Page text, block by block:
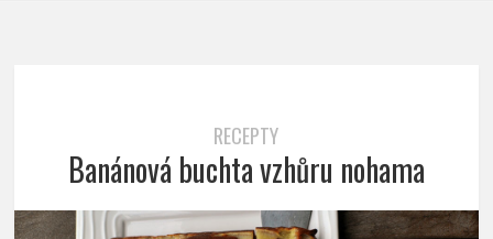
RECEPTY
Banánová buchta vzhůru nohama